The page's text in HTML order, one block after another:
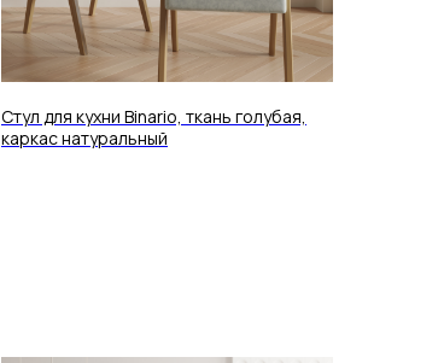
Стул для кухни Binario, ткань голубая,
каркас натуральный